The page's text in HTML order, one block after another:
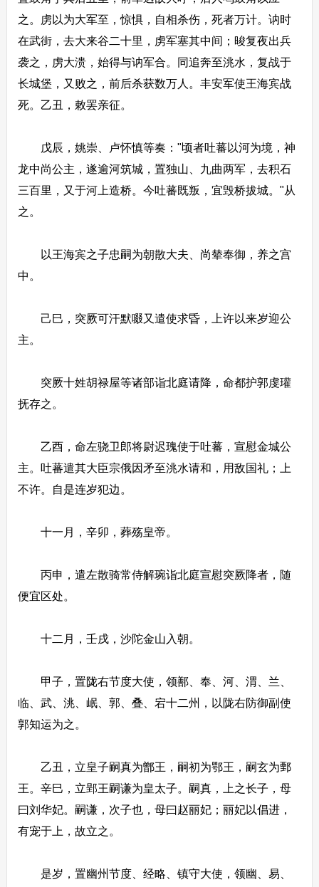
之。虏以为大军至，惊惧，自相杀伤，死者万计。讷时
在武街，去大来谷二十里，虏军塞其中间；晙复夜出兵
袭之，虏大溃，始得与讷军合。同追奔至洮水，复战于
长城堡，又败之，前后杀获数万人。丰安军使王海宾战
死。乙丑，敕罢亲征。
戊辰，姚崇、卢怀慎等奏："顷者吐蕃以河为境，神
龙中尚公主，遂逾河筑城，置独山、九曲两军，去积石
三百里，又于河上造桥。今吐蕃既叛，宜毁桥拔城。"从
之。
以王海宾之子忠嗣为朝散大夫、尚辇奉御，养之宫
中。
己巳，突厥可汗默啜又遣使求昏，上许以来岁迎公
主。
突厥十姓胡禄屋等诸部诣北庭请降，命都护郭虔瓘
抚存之。
乙酉，命左骁卫郎将尉迟瑰使于吐蕃，宣慰金城公
主。吐蕃遣其大臣宗俄因矛至洮水请和，用敌国礼；上
不许。自是连岁犯边。
十一月，辛卯，葬殇皇帝。
丙申，遣左散骑常侍解琬诣北庭宣慰突厥降者，随
便宜区处。
十二月，壬戌，沙陀金山入朝。
甲子，置陇右节度大使，领鄯、奉、河、渭、兰、
临、武、洮、岷、郭、叠、宕十二州，以陇右防御副使
郭知运为之。
乙丑，立皇子嗣真为鄫王，嗣初为鄂王，嗣玄为鄄
王。辛巳，立郢王嗣谦为皇太子。嗣真，上之长子，母
曰刘华妃。嗣谦，次子也，母曰赵丽妃；丽妃以倡进，
有宠于上，故立之。
是岁，置幽州节度、经略、镇守大使，领幽、易、